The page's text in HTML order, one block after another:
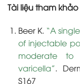
Tài liệu tham khảo
Beer K. “A
of injectable
moderate
varicella”.
S167